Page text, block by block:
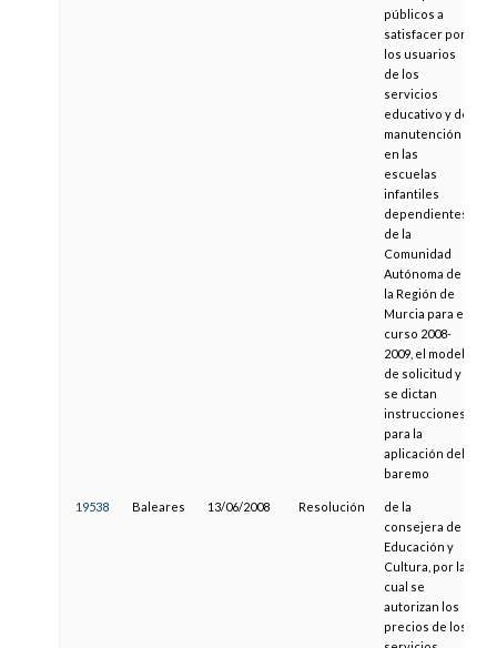
públicos a
satisfacer por
los usuarios
de los
servicios
educativo y de
manutención
en las
escuelas
infantiles
dependientes
de la
Comunidad
Autónoma de
la Región de
Murcia para el
curso 2008-
2009, el modelo
de solicitud y
se dictan
instrucciones
para la
aplicación del
baremo
19538 Baleares 13/06/2008 Resolución
de la
consejera de
Educación y
Cultura, por la
cual se
autorizan los
precios de los